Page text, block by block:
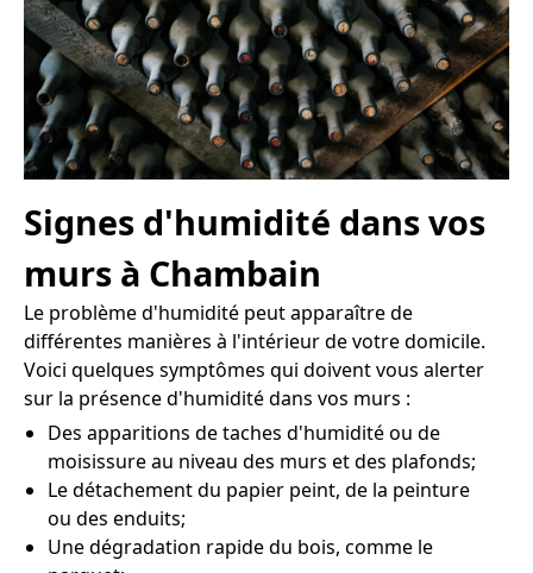
Signes d'humidité dans vos
murs à Chambain
Le problème d'humidité peut apparaître de
différentes manières à l'intérieur de votre domicile.
Voici quelques symptômes qui doivent vous alerter
sur la présence d'humidité dans vos murs :
Des apparitions de taches d'humidité ou de
moisissure au niveau des murs et des plafonds;
Le détachement du papier peint, de la peinture
ou des enduits;
Une dégradation rapide du bois, comme le